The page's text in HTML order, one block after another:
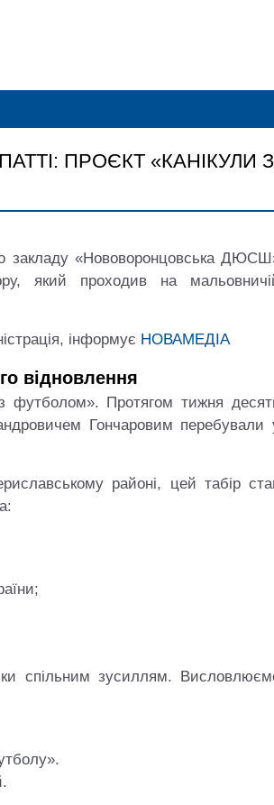
ПРОЄКТ «КАНІКУЛИ З
«Нововоронцовська
який проходив на
інформує НОВАМЕДІА
відновлення
з футболом». Протягом тижня
Гончаровим перебували
районі, цей табір
спільним зусиллям.